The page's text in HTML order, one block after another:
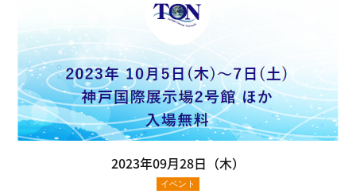
2023年09月28日（木）
イベント